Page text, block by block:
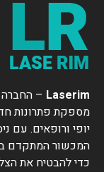
Laserim – החברה
מספקת פתרונות
יופי ורופאים. עם
המכשור המתקדם
כדי להבטיח את